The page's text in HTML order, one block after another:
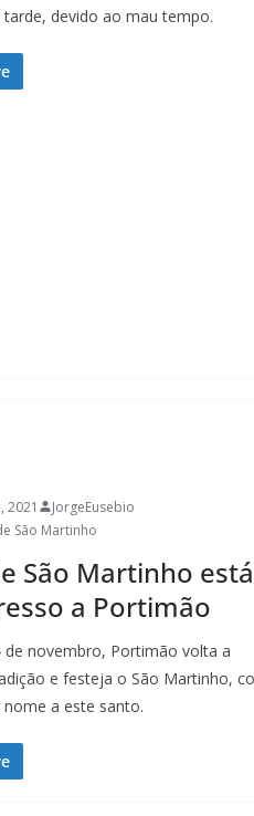
devido ao mau tempo.
2021
JorgeEusebio
São Martinho
São Martinho está
a Portimão
de novembro, Portimão volta a
e festeja o São Martinho,
a este santo.